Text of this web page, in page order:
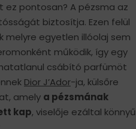
ez pontosan? A pézsma az
biztosítja. Ezen felül
melyre egyetlen illóolaj sem
működik, így egy
csábító parfümöt
Dior J’Ador-ja, külsőre
amely a pézsmának
kap, viselője ezáltal könnyű